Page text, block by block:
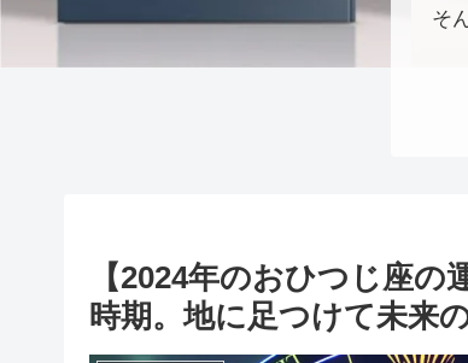
そ
【2024年のおひつじ座
時期。地に足つけて未来